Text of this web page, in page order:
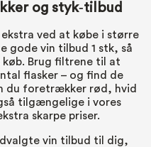
og styk‑tilbud
ved at købe i større
gode vin tilbud 1 stk, så
Brug filtrene til at
flasker – og find de
du foretrækker rød, hvid
tilgængelige i vores
skarpe priser.
vin tilbud til dig,